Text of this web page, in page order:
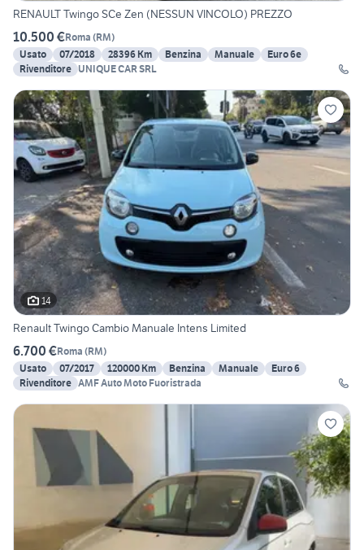
RENAULT Twingo SCe Zen (NESSUN VINCOLO) PREZZO
10.500 €Roma (RM)
Usato
07/2018 28396 Km Benzina Manuale
Euro 6e
Rivenditore UNIQUE CAR SRL
14
Renault Twingo Cambio Manuale Intens Limited
6.700 €Roma (RM)
Usato
07/2017 120000 Km Benzina Manuale
Euro 6
Rivenditore AMF Auto Moto Fuoristrada